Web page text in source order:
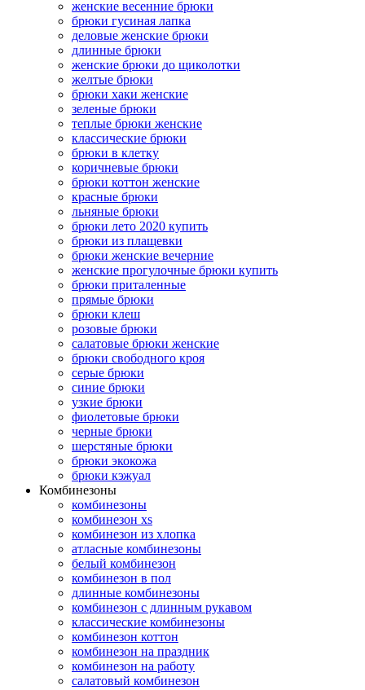
женские весенние брюки
брюки гусиная лапка
деловые женские брюки
длинные брюки
женские брюки до щиколотки
желтые брюки
брюки хаки женские
зеленые брюки
теплые брюки женские
классические брюки
брюки в клетку
коричневые брюки
брюки коттон женские
красные брюки
льняные брюки
брюки лето 2020 купить
брюки из плащевки
брюки женские вечерние
женские прогулочные брюки купить
брюки приталенные
прямые брюки
брюки клеш
розовые брюки
салатовые брюки женские
брюки свободного кроя
серые брюки
синие брюки
узкие брюки
фиолетовые брюки
черные брюки
шерстяные брюки
брюки экокожа
брюки кэжуал
Комбинезоны
комбинезоны
комбинезон xs
комбинезон из хлопка
атласные комбинезоны
белый комбинезон
комбинезон в пол
длинные комбинезоны
комбинезон с длинным рукавом
классические комбинезоны
комбинезон коттон
комбинезон на праздник
комбинезон на работу
салатовый комбинезон